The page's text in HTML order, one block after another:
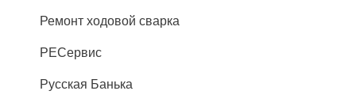
Ремонт ходовой сварка
РЕСервис
Русская Банька